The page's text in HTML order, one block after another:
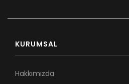
KURUMSAL
Hakkımızda